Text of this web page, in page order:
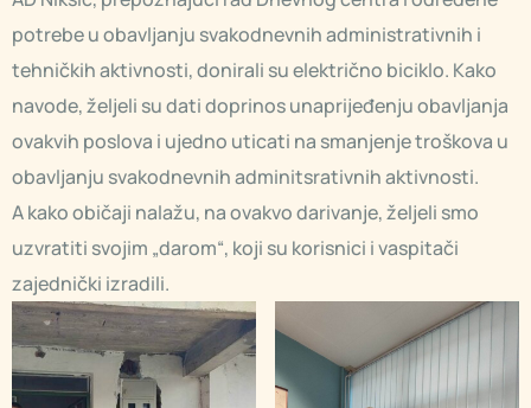
potrebe u obavljanju svakodnevnih administrativnih i
tehničkih aktivnosti, donirali su električno biciklo. Kako
navode, željeli su dati doprinos unaprijeđenju obavljanja
ovakvih poslova i ujedno uticati na smanjenje troškova u
obavljanju svakodnevnih adminitsrativnih aktivnosti.
A kako običaji nalažu, na ovakvo darivanje, željeli smo
uzvratiti svojim „darom“, koji su korisnici i vaspitači
zajednički izradili.